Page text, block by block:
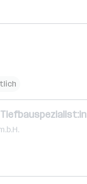
Tiefbauspezialist:in